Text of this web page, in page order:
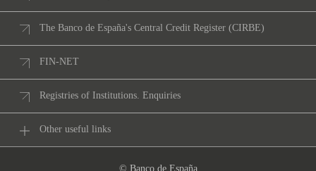
The Banco de España's Central Credit Register (CIRBE)
FIN-NET
Registries of Institutions. Enquiries
Other useful links
© Banco de España